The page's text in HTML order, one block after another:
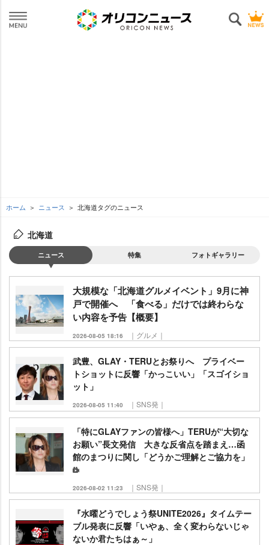
ホーム ニュース 北海道タグのニュース
北海道
ニュース 特集 フォトギャラリー
大規模な「北海道グルメイベント」9月に神
戸で開催へ 「食べる」だけでは終わらな
い内容を予告【概要】
2026-08-05 18:16 ｜グルメ｜
武豊、GLAY・TERUとお祭りへ プライベー
トショットに反響「かっこいい」「スゴイショ
ット」
2026-08-05 11:40 ｜SNS発｜
「特にGLAYファンの皆様へ」TERUが“大切な
お願い”長文発信 大きな反省点を踏まえ…函
館のまつりに関し「どうかご理解とご協力を」
2026-08-02 11:23 ｜SNS発｜
『水曜どうでしょう祭UNITE2026』タイムテー
ブル発表に反響「いやぁ、全く変わらないじゃ
ないか君たちはぁ～」